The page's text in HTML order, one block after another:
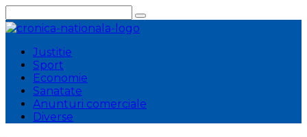
la
conținut
Justitie
Sport
Economie
Sanatate
Anunturi comerciale
Diverse